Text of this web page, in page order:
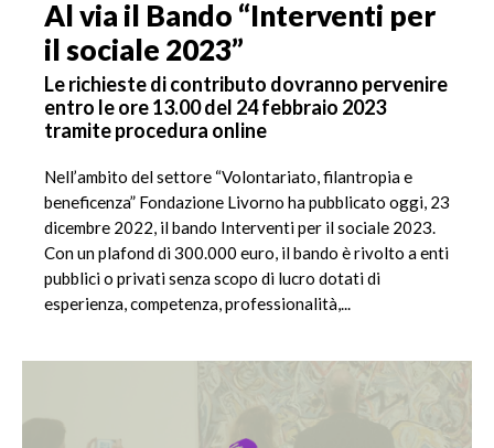
Al via il Bando “Interventi per
il sociale 2023”
Le richieste di contributo dovranno pervenire
entro le ore 13.00 del 24 febbraio 2023
tramite procedura online
Nell’ambito del settore “Volontariato, filantropia e
beneficenza” Fondazione Livorno ha pubblicato oggi, 23
dicembre 2022, il bando Interventi per il sociale 2023.
Con un plafond di 300.000 euro, il bando è rivolto a enti
pubblici o privati senza scopo di lucro dotati di
esperienza, competenza, professionalità,...